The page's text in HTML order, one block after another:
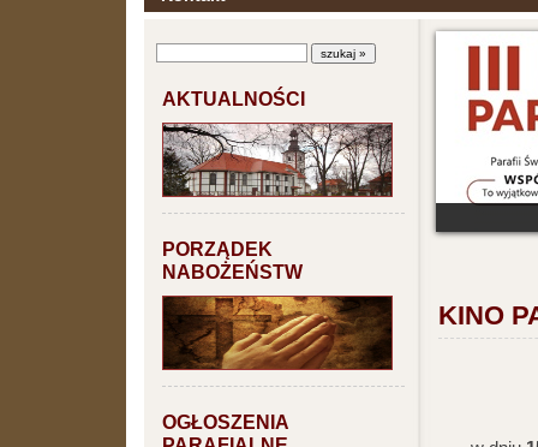
AKTUALNOŚCI
PORZĄDEK
NABOŻEŃSTW
OGŁOSZENIA
KINO